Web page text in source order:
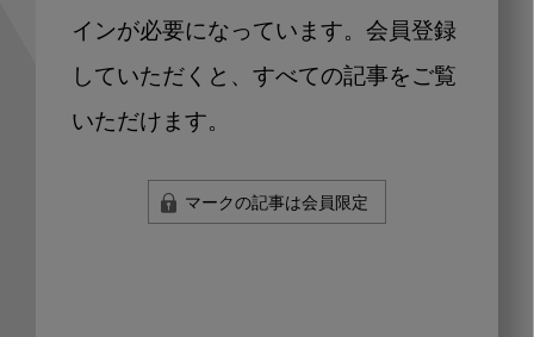
インが必要になっています。会員登録
していただくと、すべての記事をご覧
いただけます。
マークの記事は会員限定